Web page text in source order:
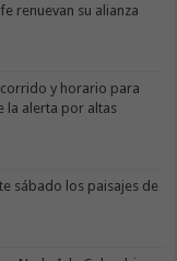
renuevan su alianza
y horario para
la alerta por altas
sábado los paisajes de